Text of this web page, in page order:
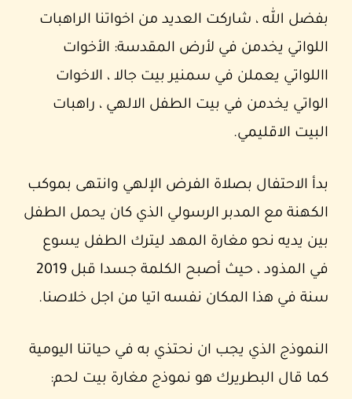
بفضل الله ، شاركت العديد من اخواتنا الراهبات
اللواتي يخدمن في لأرض المقدسة: الأخوات
االلواتي يعملن في سمنير بيت جالا ، الاخوات
الواتي يخدمن في بيت الطفل الالهي ، راهبات
البيت الاقليمي.
بدأ الاحتفال بصلاة الفرض الإلهي وانتهى بموكب
الكهنة مع المدبر الرسولي الذي كان يحمل الطفل
بين يديه نحو مغارة المهد ليترك الطفل يسوع
في المذود ، حيث أصبح الكلمة جسدا قبل 2019
سنة في هذا المكان نفسه اتيا من اجل خلاصنا.
النموذج الذي يجب ان نحتذي به في حياتنا اليومية
كما قال البطريرك هو نموذج مغارة بيت لحم: